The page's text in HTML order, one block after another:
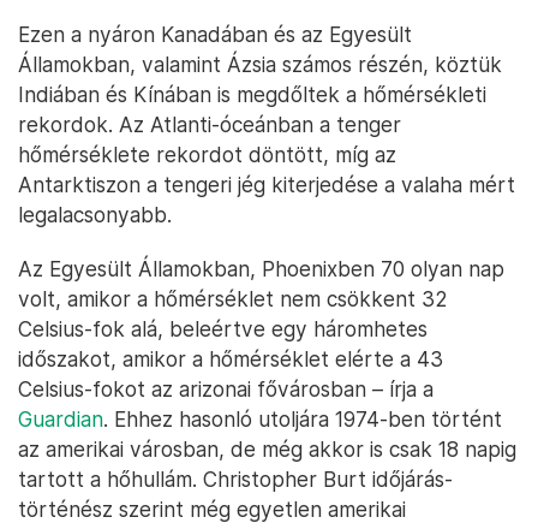
Ezen a nyáron Kanadában és az Egyesült
Államokban, valamint Ázsia számos részén, köztük
Indiában és Kínában is megdőltek a hőmérsékleti
rekordok. Az Atlanti-óceánban a tenger
hőmérséklete rekordot döntött, míg az
Antarktiszon a tengeri jég kiterjedése a valaha mért
legalacsonyabb.
Az Egyesült Államokban, Phoenixben 70 olyan nap
volt, amikor a hőmérséklet nem csökkent 32
Celsius-fok alá, beleértve egy háromhetes
időszakot, amikor a hőmérséklet elérte a 43
Celsius-fokot az arizonai fővárosban – írja a
Guardian. Ehhez hasonló utoljára 1974-ben történt
az amerikai városban, de még akkor is csak 18 napig
tartott a hőhullám. Christopher Burt időjárás-
történész szerint még egyetlen amerikai